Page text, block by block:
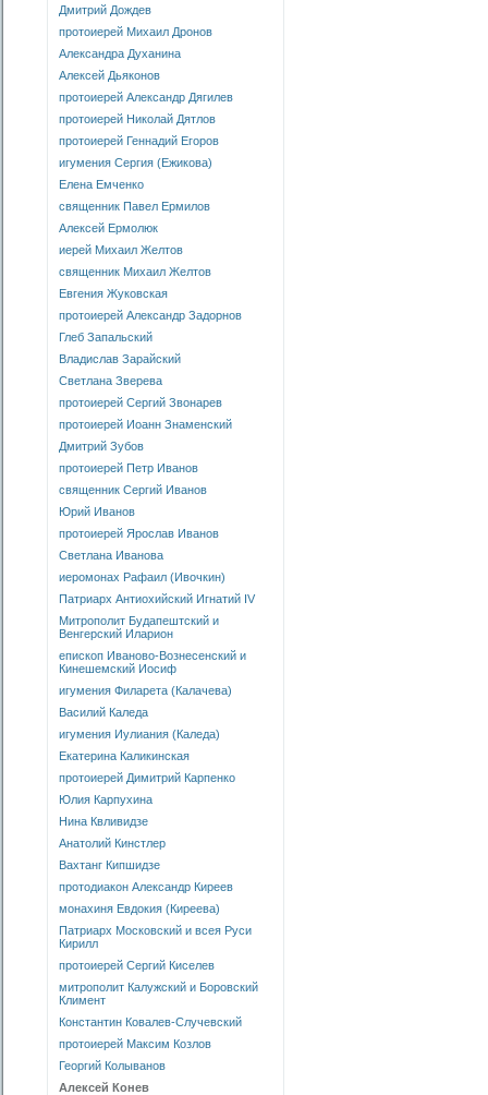
Дмитрий Дождев
протоиерей Михаил Дронов
Александра Духанина
Алексей Дьяконов
протоиерей Александр Дягилев
протоиерей Николай Дятлов
протоиерей Геннадий Егоров
игумения Сергия (Ежикова)
Елена Емченко
священник Павел Ермилов
Алексей Ермолюк
иерей Михаил Желтов
священник Михаил Желтов
Евгения Жуковская
протоиерей Александр Задорнов
Глеб Запальский
Владислав Зарайский
Светлана Зверева
протоиерей Сергий Звонарев
протоиерей Иоанн Знаменский
Дмитрий Зубов
протоиерей Петр Иванов
священник Сергий Иванов
Юрий Иванов
протоиерей Ярослав Иванов
Светлана Иванова
иеромонах Рафаил (Ивочкин)
Патриарх Антиохийский Игнатий IV
Митрополит Будапештский и
Венгерский Иларион
епископ Иваново-Вознесенский и
Кинешемский Иосиф
игумения Филарета (Калачева)
Василий Каледа
игумения Иулиания (Каледа)
Екатерина Каликинская
протоиерей Димитрий Карпенко
Юлия Карпухина
Нина Квливидзе
Анатолий Кинстлер
Вахтанг Кипшидзе
протодиакон Александр Киреев
монахиня Евдокия (Киреева)
Патриарх Московский и всея Руси
Кирилл
протоиерей Сергий Киселев
митрополит Калужский и Боровский
Климент
Константин Ковалев-Случевский
протоиерей Максим Козлов
Георгий Колыванов
Алексей Конев